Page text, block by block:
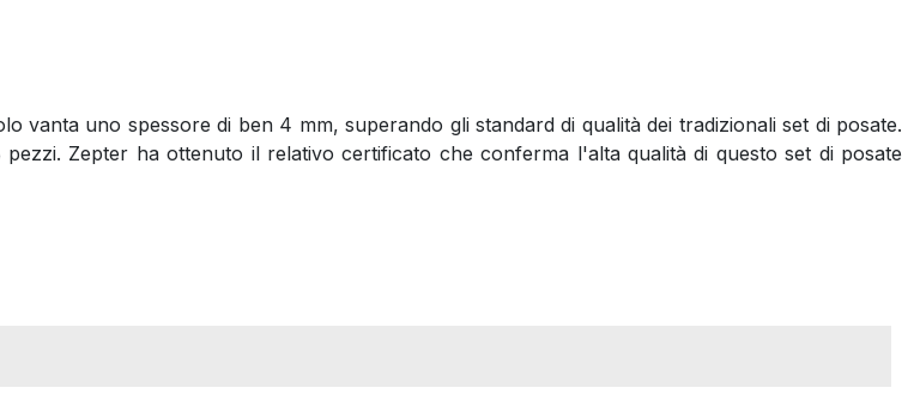
uno spessore di ben 4 mm, superando gli standard di qualità dei tradizionali set di posate.
Zepter ha ottenuto il relativo certificato che conferma l'alta qualità di questo set di posate